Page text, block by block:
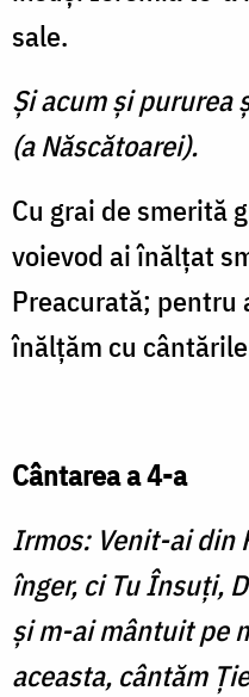
sale.
Şi acum şi pururea
(a Născătoarei).
Cu grai de smerită
voievod ai înălţat
Preacurată; pentru
înălţăm cu
Cântarea a 4-a
Irmos: Venit-ai din
înger, ci Tu Însuţi,
şi m-ai mântuit pe
aceasta, cântăm